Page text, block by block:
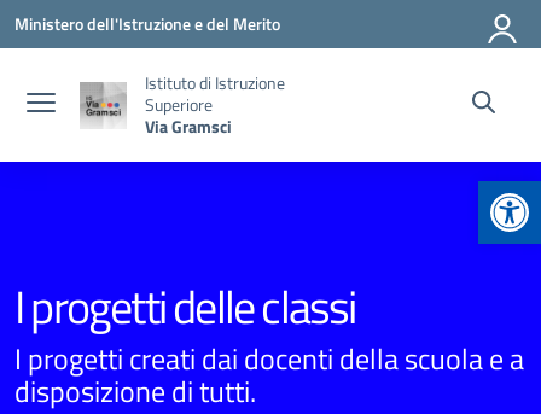
Vai ai contenuti
Vai al menu di navigazione
Vai al footer
Ministero dell'Istruzione e del Merito
Istituto di Istruzione
Superiore
Via Gramsci
I progetti delle classi
I progetti creati dai docenti della scuola e a
disposizione di tutti.